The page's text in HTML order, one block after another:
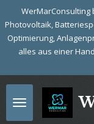
Zum
Hauptinhalt
springen
WerMarConsulting
Photovoltaik,
Optimierung,
alles aus einer